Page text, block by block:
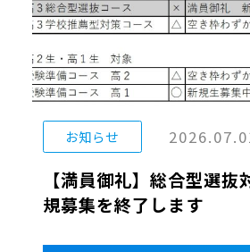
お知らせ
【満員御礼】総合型選抜
規募集を終了します